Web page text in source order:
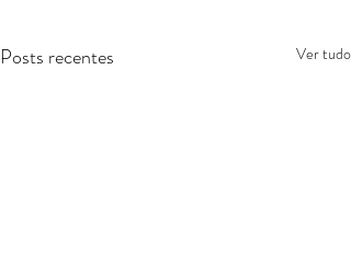
Posts recentes Ver tudo